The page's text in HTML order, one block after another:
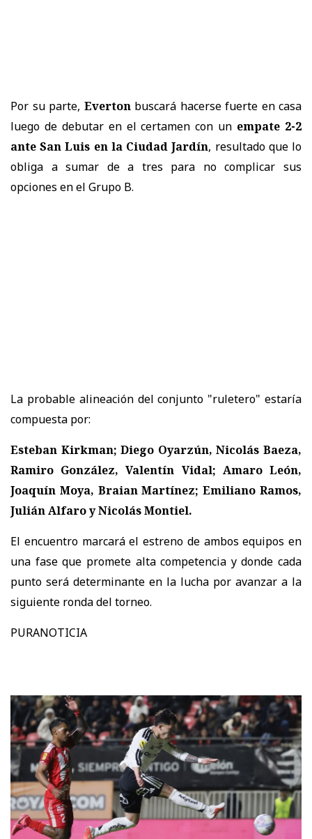
Por su parte, Evertonbuscará hacerse fuerte en casa
luego de debutar en el certamen con un empate 2-2
ante San Luis en la Ciudad Jardín, resultado que lo
obliga a sumar de a tres para no complicar sus
opciones en el Grupo B.
La probable alineación del conjunto "ruletero" estaría
compuesta por:
Esteban Kirkman; Diego Oyarzún, Nicolás Baeza,
Ramiro González, Valentín Vidal; Amaro León,
Joaquín Moya, Braian Martínez; Emiliano Ramos,
Julián Alfaro y Nicolás Montiel.
El encuentro marcará el estreno de ambos equipos en
una fase que promete alta competencia y donde cada
punto será determinante en la lucha por avanzar a la
siguiente ronda del torneo.
PURANOTICIA